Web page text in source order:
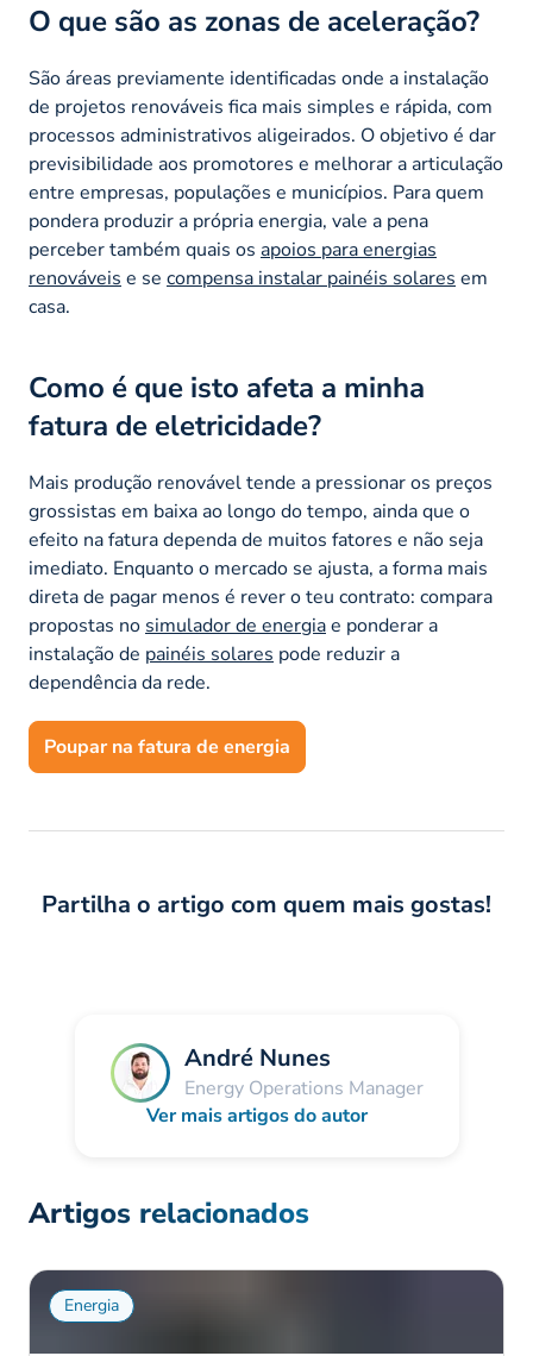
O que são as zonas de aceleração?
São áreas previamente identificadas onde a instalação
de projetos renováveis fica mais simples e rápida, com
processos administrativos aligeirados. O objetivo é dar
previsibilidade aos promotores e melhorar a articulação
entre empresas, populações e municípios. Para quem
pondera produzir a própria energia, vale a pena
perceber também quais os apoios para energias
renováveis e se compensa instalar painéis solares em
casa.
Como é que isto afeta a minha
fatura de eletricidade?
Mais produção renovável tende a pressionar os preços
grossistas em baixa ao longo do tempo, ainda que o
efeito na fatura dependa de muitos fatores e não seja
imediato. Enquanto o mercado se ajusta, a forma mais
direta de pagar menos é rever o teu contrato: compara
propostas no simulador de energiae ponderar a
instalação de painéis solares pode reduzir a
dependência da rede.
Poupar na fatura de energia
Partilha o artigo com quem mais gostas!
André Nunes
Energy Operations Manager
Ver mais artigos do autor
Artigos relacionados
Energia